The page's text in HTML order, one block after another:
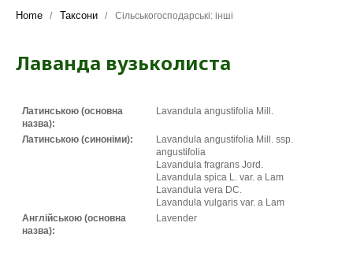
Home / Таксони / Сільськогосподарські: інші
Лаванда вузьколиста
Латинською (основна
назва):
Lavandula angustifolia Mill.
Латинською (синоніми):
Lavandula angustifolia Mill. ssp.
angustifolia
Lavandula fragrans Jord.
Lavandula spica L. var. a Lam
Lavandula vera DC.
Lavandula vulgaris var. a Lam
Англійською (основна
назва):
Lavender